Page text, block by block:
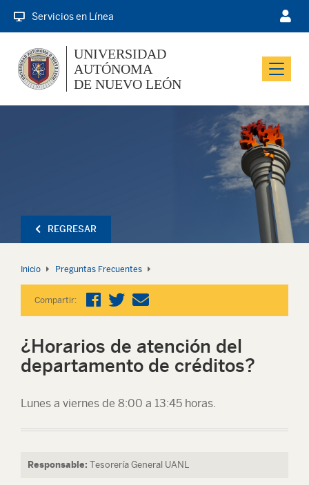
Servicios en Línea
Menu
UNIVERSIDAD
AUTÓNOMA
DE NUEVO LEÓN
REGRESAR
Inicio Preguntas Frecuentes
Compartir:
¿Horarios de atención del
departamento de créditos?
Lunes a viernes de 8:00 a 13:45 horas.
Responsable: Tesorería General UANL